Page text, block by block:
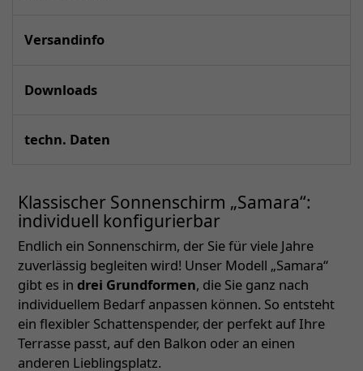
Versandinfo
Downloads
techn. Daten
Klassischer Sonnenschirm „Samara“:
individuell konfigurierbar
Endlich ein Sonnenschirm, der Sie für viele Jahre
zuverlässig begleiten wird! Unser Modell „Samara“
gibt es in drei Grundformen, die Sie ganz nach
individuellem Bedarf anpassen können. So entsteht
ein flexibler Schattenspender, der perfekt auf Ihre
Terrasse passt, auf den Balkon oder an einen
anderen Lieblingsplatz.